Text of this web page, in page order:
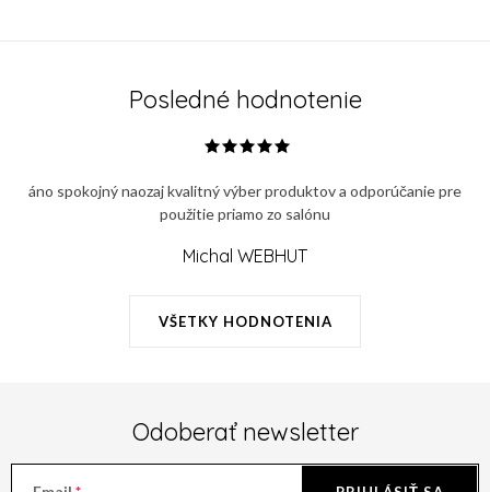
Posledné hodnotenie
VŠETKY HODNOTENIA
áno spokojný naozaj kvalitný výber produktov a odporúčanie pre
použitie priamo zo salónu
Michal WEBHUT
Odoberať newsletter